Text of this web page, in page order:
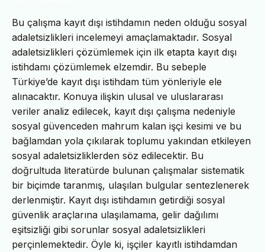
Bu çalışma kayıt dışı istihdamın neden olduğu sosyal
adaletsizlikleri incelemeyi amaçlamaktadır. Sosyal
adaletsizlikleri çözümlemek için ilk etapta kayıt dışı
istihdamı çözümlemek elzemdir. Bu sebeple
Türkiye’de kayıt dışı istihdam tüm yönleriyle ele
alınacaktır. Konuya ilişkin ulusal ve uluslararası
veriler analiz edilecek, kayıt dışı çalışma nedeniyle
sosyal güvenceden mahrum kalan işçi kesimi ve bu
bağlamdan yola çıkılarak toplumu yakından etkileyen
sosyal adaletsizliklerden söz edilecektir. Bu
doğrultuda literatürde bulunan çalışmalar sistematik
bir biçimde taranmış, ulaşılan bulgular sentezlenerek
derlenmiştir. Kayıt dışı istihdamın getirdiği sosyal
güvenlik araçlarına ulaşılamama, gelir dağılımı
eşitsizliği gibi sorunlar sosyal adaletsizlikleri
perçinlemektedir. Öyle ki, işçiler kayıtlı istihdamdan